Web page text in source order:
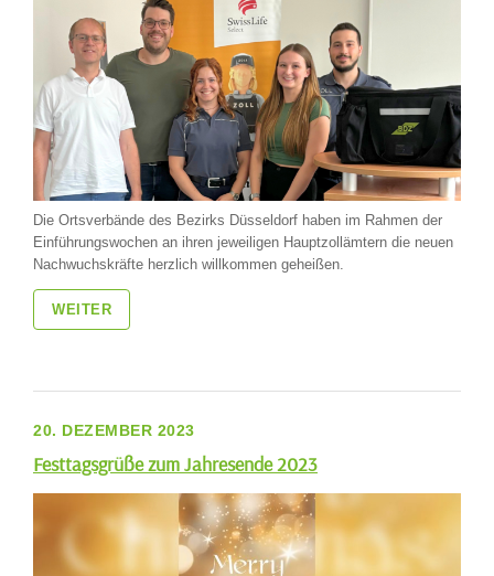
Die Ortsverbände des Bezirks Düsseldorf haben im Rahmen der
Einführungswochen an ihren jeweiligen Hauptzollämtern die neuen
Nachwuchskräfte herzlich willkommen geheißen.
WEITER
20. DEZEMBER 2023
Festtagsgrüße zum Jahresende 2023